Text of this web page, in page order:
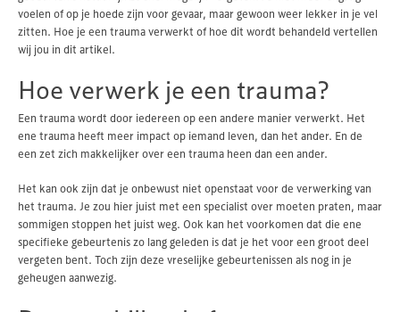
voelen of op je hoede zijn voor gevaar, maar gewoon weer lekker in je vel
zitten. Hoe je een trauma verwerkt of hoe dit wordt behandeld vertellen
wij jou in dit artikel.
Hoe verwerk je een trauma?
Een trauma wordt door iedereen op een andere manier verwerkt. Het
ene trauma heeft meer impact op iemand leven, dan het ander. En de
een zet zich makkelijker over een trauma heen dan een ander.
Het kan ook zijn dat je onbewust niet openstaat voor de verwerking van
het trauma. Je zou hier juist met een specialist over moeten praten, maar
sommigen stoppen het juist weg. Ook kan het voorkomen dat die ene
specifieke gebeurtenis zo lang geleden is dat je het voor een groot deel
vergeten bent. Toch zijn deze vreselijke gebeurtenissen als nog in je
geheugen aanwezig.